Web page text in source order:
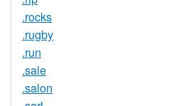
.rocks
.rugby
.run
.sale
.salon